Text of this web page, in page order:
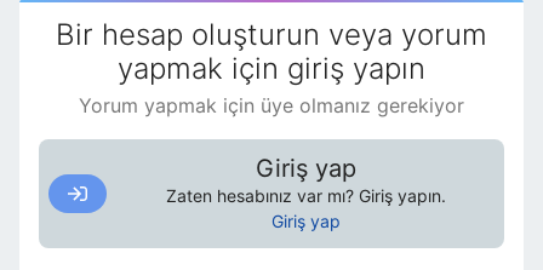
Bir hesap oluşturun veya yorum
yapmak için giriş yapın
Yorum yapmak için üye olmanız gerekiyor
Giriş yap
Zaten hesabınız var mı? Giriş yapın.
Giriş yap